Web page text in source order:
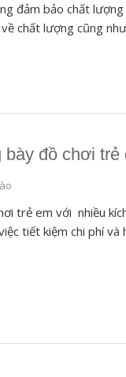
đảm bảo chất
chất lượng cũng
đồ chơi trẻ
trẻ em với nhiều
tiết kiệm chi phí và